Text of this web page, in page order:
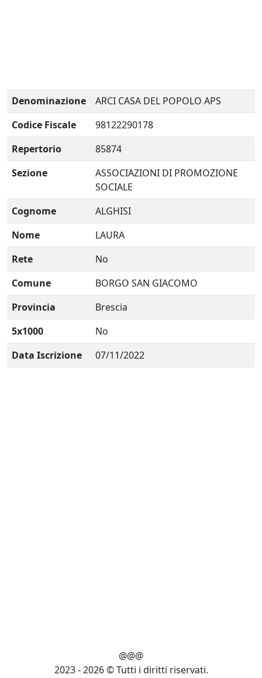
Denominazione
ARCI CASA DEL POPOLO APS
Codice Fiscale
98122290178
Repertorio
85874
Sezione
ASSOCIAZIONI DI PROMOZIONE
SOCIALE
Cognome
ALGHISI
Nome
LAURA
Rete
No
Comune
BORGO SAN GIACOMO
Provincia
Brescia
5x1000
No
Data Iscrizione
07/11/2022
@@@
2023 - 2026 © Tutti i diritti riservati.